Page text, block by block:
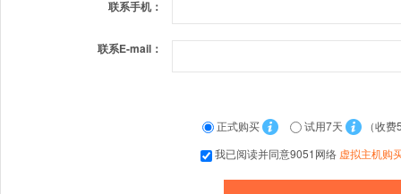
联系手机：
联系E-mail：
正式购买 试用7天
（收费
我已阅读并同意9051网络 虚拟主机购